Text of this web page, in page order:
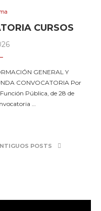
CURSOS
GENERAL Y
CONVOCATORIA Por
Pública, de 28 de
…
POSTS